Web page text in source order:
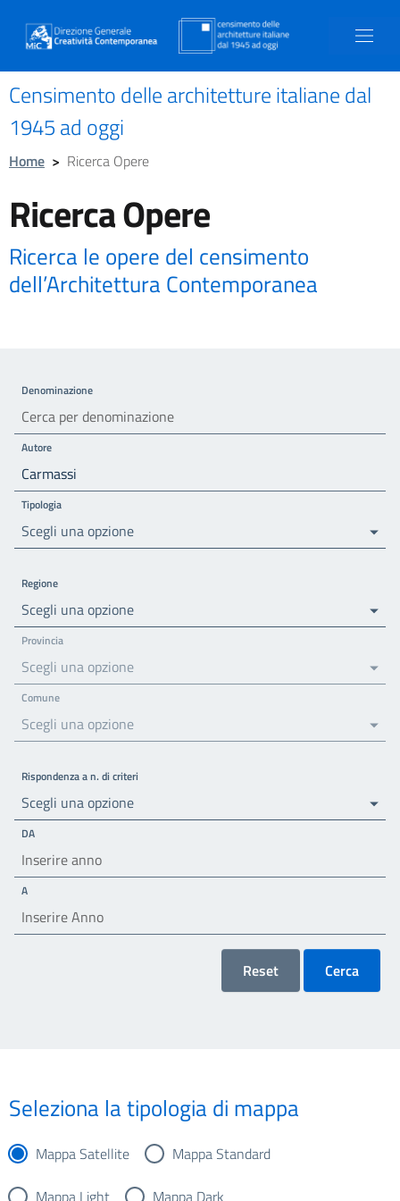
Censimento delle architetture italiane dal
1945 ad oggi
Home > Ricerca Opere
Ricerca Opere
Ricerca le opere del censimento
dell’Architettura Contemporanea
Denominazione
Autore
Tipologia
Scegli una opzione
Regione
Scegli una opzione
Provincia
Scegli una opzione
Comune
Scegli una opzione
Rispondenza a n. di criteri
Scegli una opzione
DA
A
Reset Cerca
Seleziona la tipologia di mappa
Mappa Satellite
Mappa Standard
Mappa Light
Mappa Dark